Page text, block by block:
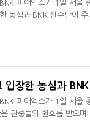
피어엑스가 1일 서울
농심과 BNK 선수단이
입장한 농심과 BNK
피어엑스가 1일 서울
관중들의 환호를 받으